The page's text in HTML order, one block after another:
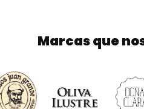
Marcas que